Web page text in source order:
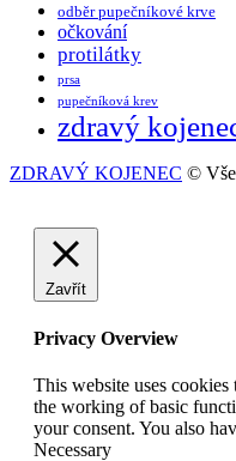
odběr pupečníkové krve
očkování
protilátky
prsa
pupečníková krev
zdravý
ZDRAVÝ KOJENEC ©
Zavřít
Privacy Overview
This website uses
the working of basic
your consent. You also
Necessary